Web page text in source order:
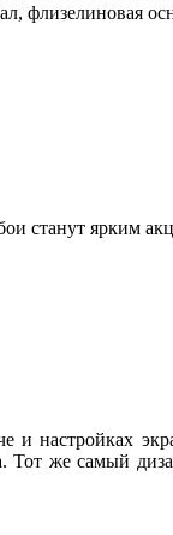
станут ярким
и настройках
Тот же самый